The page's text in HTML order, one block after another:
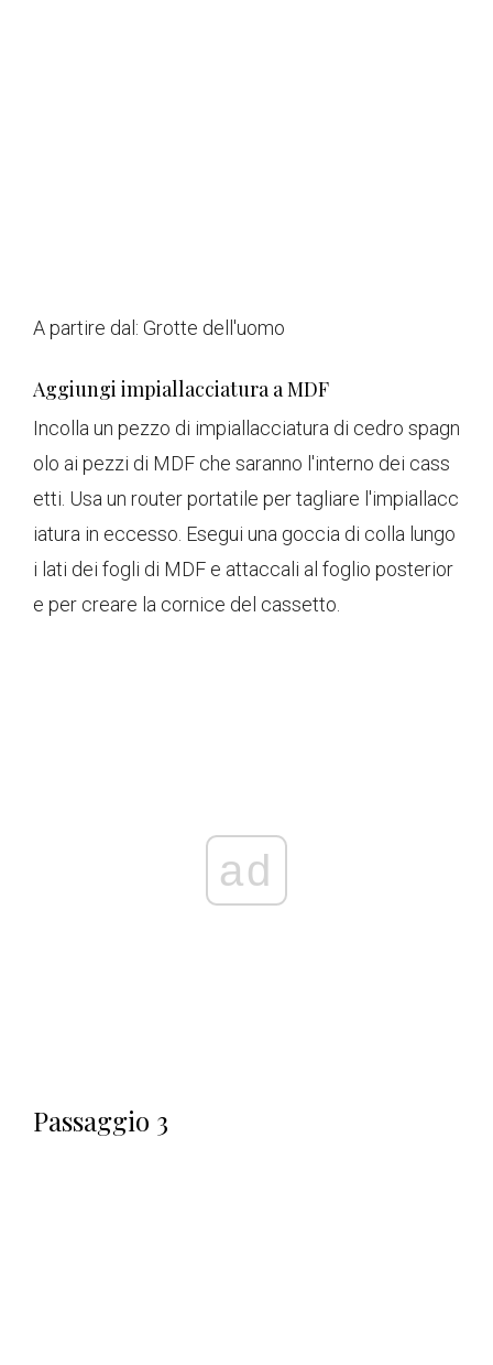
A partire dal: Grotte dell'uomo
Aggiungi impiallacciatura a MDF
Incolla un pezzo di impiallacciatura di cedro spagn
olo ai pezzi di MDF che saranno l'interno dei cass
etti. Usa un router portatile per tagliare l'impiallacc
iatura in eccesso. Esegui una goccia di colla lungo
i lati dei fogli di MDF e attaccali al foglio posterior
e per creare la cornice del cassetto.
ad
Passaggio 3